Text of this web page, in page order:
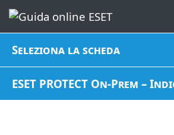
Seleziona la scheda
ESET PROTECT On-Prem –